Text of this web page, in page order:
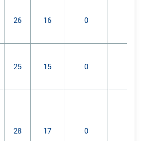
26 16 0
25 15 0
28 17 0